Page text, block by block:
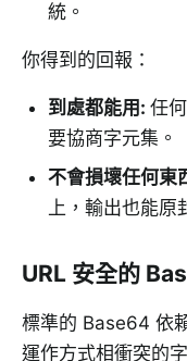
統。
你得到的回報：
到處都能用 : 任
要協商字元集。
不會損壞任何東
上，輸出也能原
URL 安全的
標準的 Base64 依
運作方式相衝突的